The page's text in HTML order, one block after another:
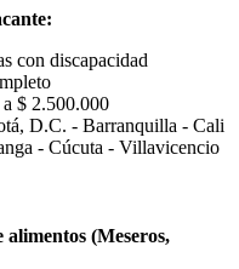
con discapacidad
$ 2.500.000
D.C. - Barranquilla - Cali
- Cúcuta - Villavicencio
(Meseros,